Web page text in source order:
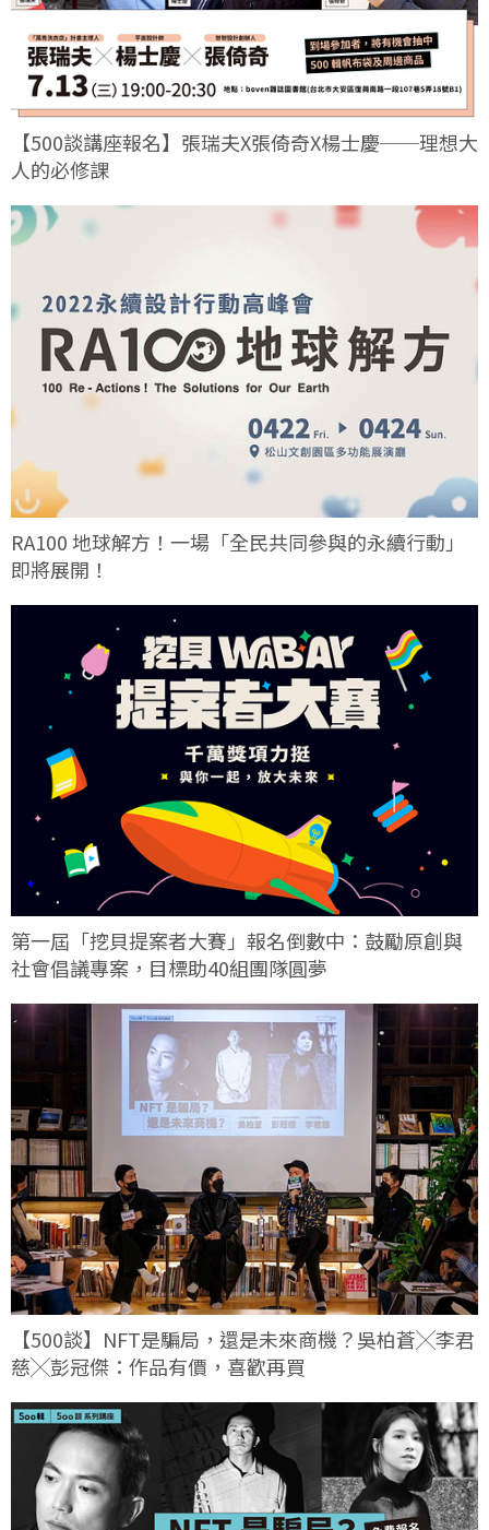
【500談講座報名】張瑞夫X張倚奇X楊士慶──理想大
人的必修課
RA100 地球解方！一場「全民共同參與的永續行動」
即將展開！
第一屆「挖貝提案者大賽」報名倒數中：鼓勵原創與
社會倡議專案，目標助40組團隊圓夢
【500談】NFT是騙局，還是未來商機？吳柏蒼╳李君
慈╳彭冠傑：作品有價，喜歡再買